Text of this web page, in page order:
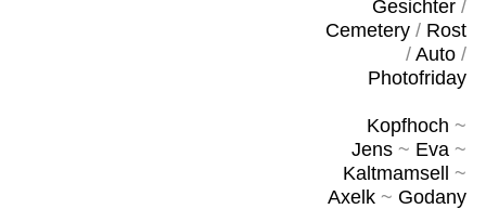
Gesichter/
Cemetery/ Rost
/ Auto/
Photofriday
Kopfhoch ~
Jens~ Eva~
Kaltmamsell
~
Axelk~ Godany